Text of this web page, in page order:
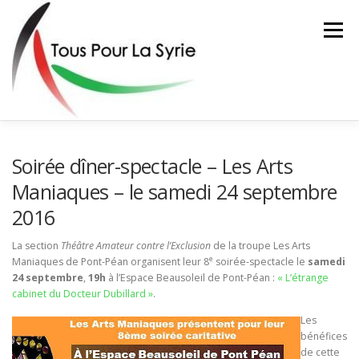
contenu
Menu
CONTACT
Soirée dîner-spectacle – Les Arts
Maniaques – le samedi 24 septembre
2016
La section Théâtre Amateur contre l’Exclusion de la troupe Les Arts
Maniaques de Pont-Péan organisent leur 8e soirée-spectacle le samedi
24 septembre, 19h à l’Espace Beausoleil de Pont-Péan : « L’étrange
cabinet du Docteur Dubillard ».
Les
bénéfices
de cette